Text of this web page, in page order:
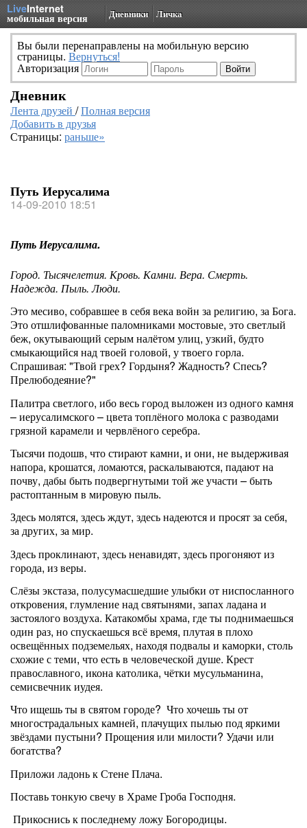
LiveInternet
мобильная версия Дневники Личка
Вы были перенаправлены на мобильную версию
страницы. Вернуться!
Авторизация
Дневник
Лента друзей /Полная версия
Добавить в друзья
Страницы: раньше»
Путь Иерусалима
14-09-2010 18:51
Путь Иерусалима.
Город. Тысячелетия. Кровь. Камни. Вера. Смерть.
Надежда. Пыль. Люди.
Это месиво, собравшее в себя века войн за религию, за Бога.
Это отшлифованные паломниками мостовые, это светлый
беж, окутывающий серым налётом улиц, узкий, будто
смыкающийся над твоей головой, у твоего горла.
Спрашивая: "Твой грех? Гордыня? Жадность? Спесь?
Прелюбодеяние?"
Палитра светлого, ибо весь город выложен из одного камня
– иерусалимского – цвета топлёного молока с разводами
грязной карамели и червлёного серебра.
Тысячи подошв, что стирают камни, и они, не выдерживая
напора, крошатся, ломаются, раскалываются, падают на
почву, дабы быть подвергнутыми той же участи – быть
растоптанным в мировую пыль.
Здесь молятся, здесь ждут, здесь надеются и просят за себя,
за других, за мир.
Здесь проклинают, здесь ненавидят, здесь прогоняют из
города, из веры.
Слёзы экстаза, полусумасшедшие улыбки от ниспосланного
откровения, глумление над святынями, запах ладана и
застоялого воздуха. Катакомбы храма, где ты поднимаешься
один раз, но спускаешься всё время, плутая в плохо
освещённых подземельях, находя подвалы и каморки, столь
схожие с теми, что есть в человеческой душе. Крест
православного, икона католика, чётки мусульманина,
семисвечник иудея.
Что ищешь ты в святом городе? Что хочешь ты от
многострадальных камней, плачущих пылью под яркими
звёздами пустыни? Прощения или милости? Удачи или
богатства?
Приложи ладонь к Стене Плача.
Поставь тонкую свечу в Храме Гроба Господня.
Прикоснись к последнему ложу Богородицы.